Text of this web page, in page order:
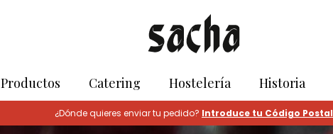
Productos Catering Hostelería Historia
¿Dónde quieres enviar tu pedido? Introduce tu Código Postal